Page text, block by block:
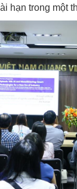
hạn trong một